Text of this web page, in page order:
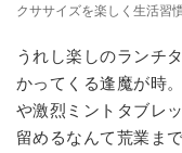
クササイズを楽しく生活習
うれし楽しのランチ
かってくる逢魔が時
や激烈ミントタブレ
留めるなんて荒業ま